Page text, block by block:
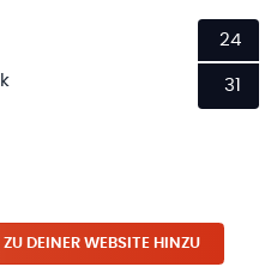
24
31
ZU DEINER WEBSITE HINZU